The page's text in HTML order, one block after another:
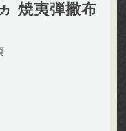
焼夷弾撒布